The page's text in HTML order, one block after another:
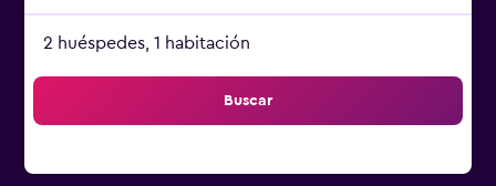
2 huéspedes, 1 habitación
Buscar